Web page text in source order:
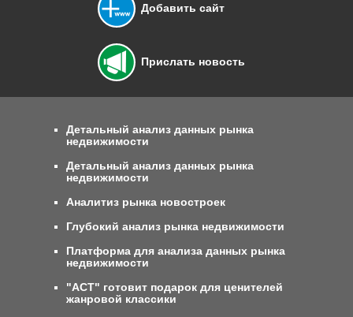
Добавить сайт
Прислать новость
Детальный анализ данных рынка
недвижимости
Детальный анализ данных рынка
недвижимости
Аналитиз рынка новостроек
Глубокий анализ рынка недвижимости
Платформа для анализа данных рынка
недвижимости
"АСТ" готовит подарок для ценителей
жанровой классики